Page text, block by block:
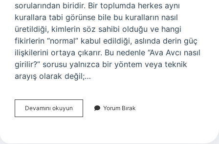
sorularından biridir. Bir toplumda herkes aynı
kurallara tabi görünse bile bu kuralların nasıl
üretildiği, kimlerin söz sahibi olduğu ve hangi
fikirlerin “normal” kabul edildiği, aslında derin güç
ilişkilerini ortaya çıkarır. Bu nedenle “Ava Avcı nasıl
girilir?” sorusu yalnızca bir yöntem veya teknik
arayış olarak değil;…
Devamını okuyun
Avcı
Yorum Bırak